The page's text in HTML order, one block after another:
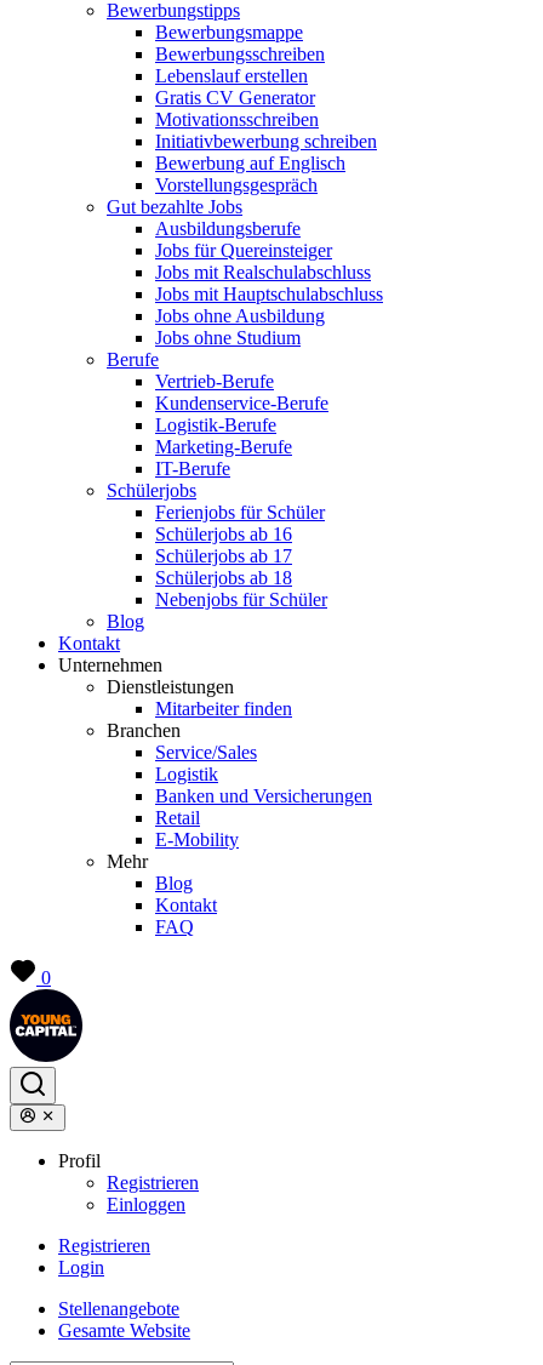
Bewerbungstipps
Bewerbungsmappe
Bewerbungsschreiben
Lebenslauf erstellen
Gratis CV Generator
Motivationsschreiben
Initiativbewerbung schreiben
Bewerbung auf Englisch
Vorstellungsgespräch
Gut bezahlte Jobs
Ausbildungsberufe
Jobs für Quereinsteiger
Jobs mit Realschulabschluss
Jobs mit Hauptschulabschluss
Jobs ohne Ausbildung
Jobs ohne Studium
Berufe
Vertrieb-Berufe
Kundenservice-Berufe
Logistik-Berufe
Marketing-Berufe
IT-Berufe
Schülerjobs
Ferienjobs für Schüler
Schülerjobs ab 16
Schülerjobs ab 17
Schülerjobs ab 18
Nebenjobs für Schüler
Blog
Kontakt
Unternehmen
Dienstleistungen
Mitarbeiter finden
Branchen
Service/Sales
Logistik
Banken und Versicherungen
Retail
E-Mobility
Mehr
Blog
Kontakt
FAQ
0
Profil
Registrieren
Einloggen
Registrieren
Login
Stellenangebote
Gesamte Website